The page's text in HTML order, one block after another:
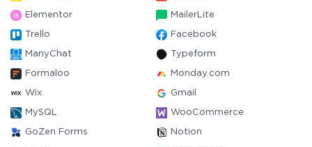
Elementor MailerLite
Trello Facebook
ManyChat Typeform
Formaloo Monday.com
Wix Gmail
MySQL WooCommerce
GoZen Forms Notion